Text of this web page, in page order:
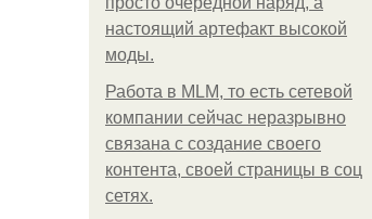
настоящий артефакт высокой
моды.
Работа в MLM, то есть сетевой
компании сейчас неразрывно
связана с создание своего
контента, своей страницы в соц
сетях.